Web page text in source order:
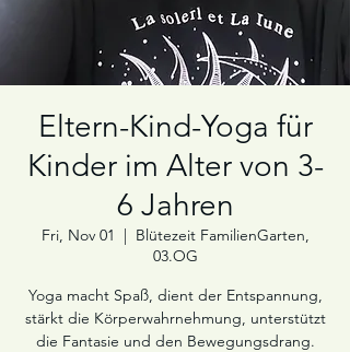
Eltern-Kind-Yoga für
Kinder im Alter von 3-
6 Jahren
Fri, Nov 01
  |
Blütezeit FamilienGarten,
03.OG
Yoga macht Spaß, dient der Entspannung,
stärkt die Körperwahrnehmung, unterstützt
die Fantasie und den Bewegungsdrang.